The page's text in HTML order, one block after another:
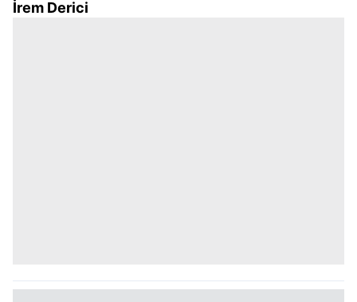
İrem Derici